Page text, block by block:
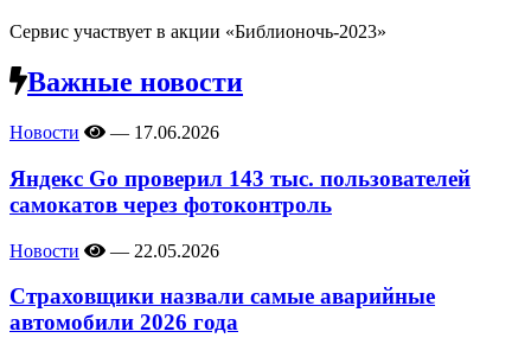
Сервис участвует в акции «Библионочь-2023»
Важные новости
Новости — 17.06.2026
Яндекс Go проверил 143 тыс. пользователей
самокатов через фотоконтроль
Новости — 22.05.2026
Страховщики назвали самые аварийные
автомобили 2026 года